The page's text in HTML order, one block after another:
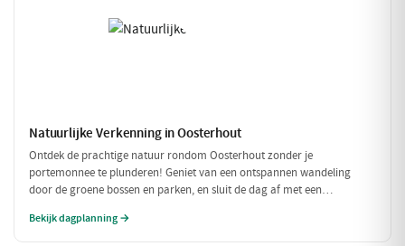
Natuurlijke Verkenning in Oosterhout
Ontdek de prachtige natuur rondom Oosterhout zonder je
portemonnee te plunderen! Geniet van een ontspannen wandeling
door de groene bossen en parken, en sluit de dag af met een
vrienden of gezin!
Bekijk dagplanning →